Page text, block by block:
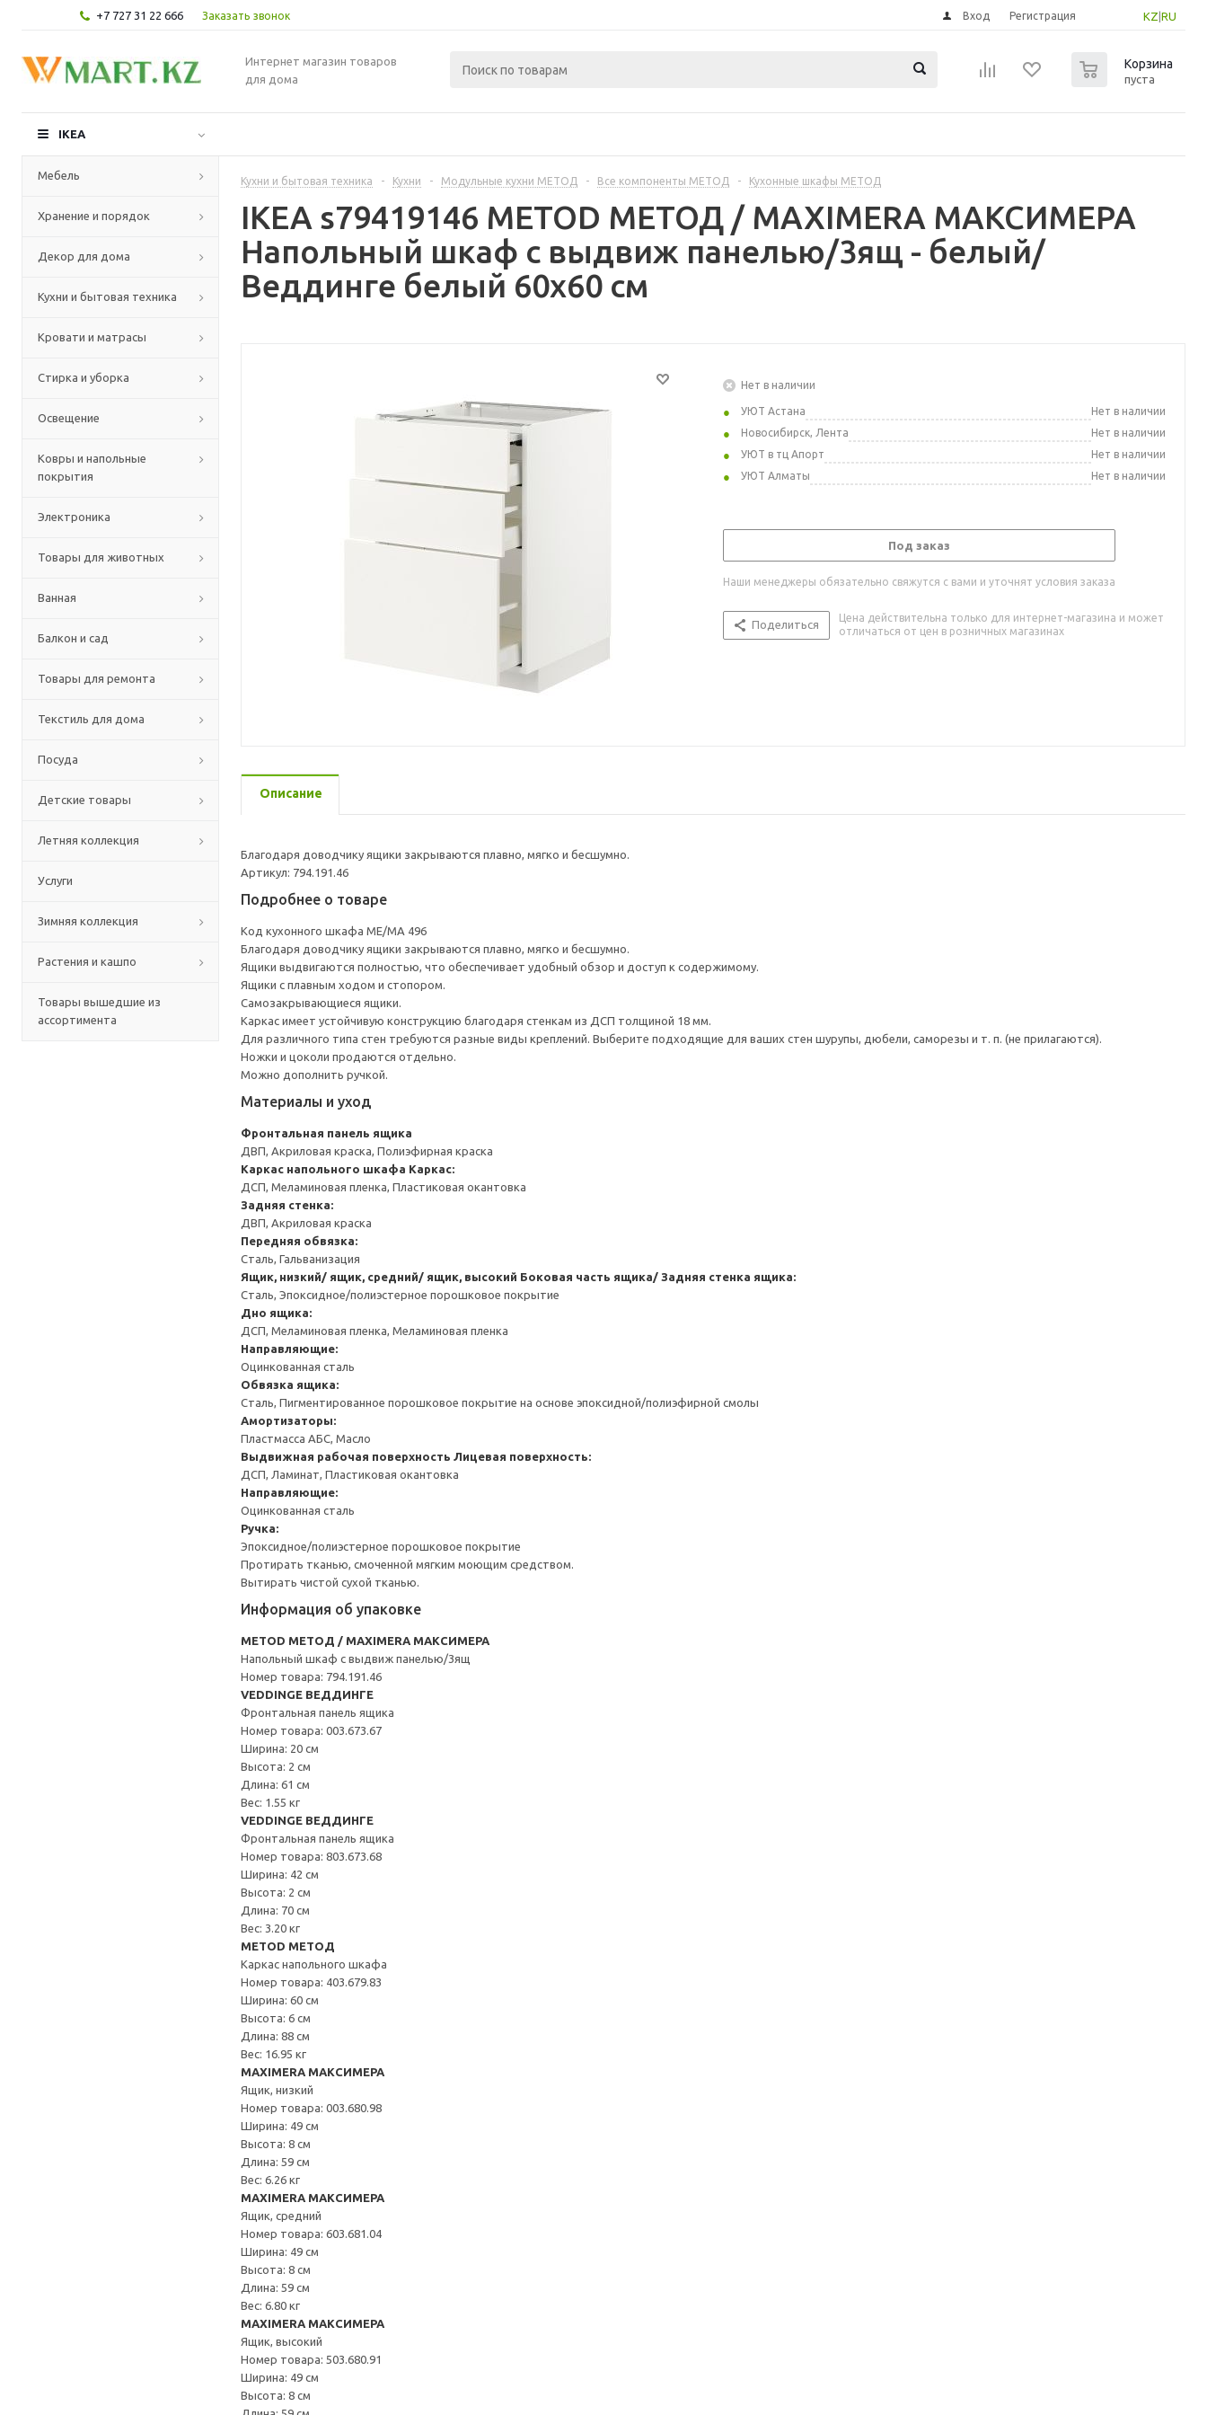
+7 727 31 22 666 Заказать звонок KZ RU
Вход Регистрация
Интернет магазин товаров
для дома
Корзина
пуста
IKEA
Мебель
Хранение и порядок
Декор для дома
Кухни и бытовая техника
Кровати и матрасы
Стирка и уборка
Освещение
Ковры и напольные
покрытия
Электроника
Товары для животных
Ванная
Балкон и сад
Товары для ремонта
Текстиль для дома
Посуда
Детские товары
Летняя коллекция
Услуги
Зимняя коллекция
Растения и кашпо
Товары вышедшие из
ассортимента
Кухни и бытовая техника - Кухни - Модульные кухни МЕТОД - Все компоненты МЕТОД - Кухонные шкафы МЕТОД
IKEA s79419146 METOD МЕТОД / MAXIMERA МАКСИМЕРА
Напольный шкаф с выдвиж панелью/3ящ - белый/
Веддинге белый 60x60 см
Нет в наличии
УЮТ Астана
Нет в наличии
Новосибирск, Лента
Нет в наличии
УЮТ в тц Апорт
Нет в наличии
УЮТ Алматы
Нет в наличии
Под заказ
Наши менеджеры обязательно свяжутся с вами и уточнят условия заказа
Поделиться
Цена действительна только для интернет-магазина и может
отличаться от цен в розничных магазинах
Описание
Благодаря доводчику ящики закрываются плавно, мягко и бесшумно.
Артикул: 794.191.46
Подробнее о товаре
Код кухонного шкафа ME/MA 496
Благодаря доводчику ящики закрываются плавно, мягко и бесшумно.
Ящики выдвигаются полностью, что обеспечивает удобный обзор и доступ к содержимому.
Ящики с плавным ходом и стопором.
Самозакрывающиеся ящики.
Каркас имеет устойчивую конструкцию благодаря стенкам из ДСП толщиной 18 мм.
Для различного типа стен требуются разные виды креплений. Выберите подходящие для ваших стен шурупы, дюбели, саморезы и т. п. (не прилагаются).
Ножки и цоколи продаются отдельно.
Можно дополнить ручкой.
Материалы и уход
Фронтальная панель ящика
ДВП, Акриловая краска, Полиэфирная краска
Каркас напольного шкафа Каркас:
ДСП, Меламиновая пленка, Пластиковая окантовка
Задняя стенка:
ДВП, Акриловая краска
Передняя обвязка:
Сталь, Гальванизация
Ящик, низкий/ ящик, средний/ ящик, высокий Боковая часть ящика/ Задняя стенка ящика:
Сталь, Эпоксидное/полиэстерное порошковое покрытие
Дно ящика:
ДСП, Меламиновая пленка, Меламиновая пленка
Направляющие:
Оцинкованная сталь
Обвязка ящика:
Сталь, Пигментированное порошковое покрытие на основе эпоксидной/полиэфирной смолы
Амортизаторы:
Пластмасса АБС, Масло
Выдвижная рабочая поверхность Лицевая поверхность:
ДСП, Ламинат, Пластиковая окантовка
Направляющие:
Оцинкованная сталь
Ручка:
Эпоксидное/полиэстерное порошковое покрытие
Протирать тканью, смоченной мягким моющим средством.
Вытирать чистой сухой тканью.
Информация об упаковке
METOD МЕТОД / MAXIMERA МАКСИМЕРА
Напольный шкаф с выдвиж панелью/3ящ
Номер товара: 794.191.46
VEDDINGE ВЕДДИНГЕ
Фронтальная панель ящика
Номер товара: 003.673.67
Ширина: 20 см
Высота: 2 см
Длина: 61 см
Вес: 1.55 кг
VEDDINGE ВЕДДИНГЕ
Фронтальная панель ящика
Номер товара: 803.673.68
Ширина: 42 см
Высота: 2 см
Длина: 70 см
Вес: 3.20 кг
METOD МЕТОД
Каркас напольного шкафа
Номер товара: 403.679.83
Ширина: 60 см
Высота: 6 см
Длина: 88 см
Вес: 16.95 кг
MAXIMERA МАКСИМЕРА
Ящик, низкий
Номер товара: 003.680.98
Ширина: 49 см
Высота: 8 см
Длина: 59 см
Вес: 6.26 кг
MAXIMERA МАКСИМЕРА
Ящик, средний
Номер товара: 603.681.04
Ширина: 49 см
Высота: 8 см
Длина: 59 см
Вес: 6.80 кг
MAXIMERA МАКСИМЕРА
Ящик, высокий
Номер товара: 503.680.91
Ширина: 49 см
Высота: 8 см